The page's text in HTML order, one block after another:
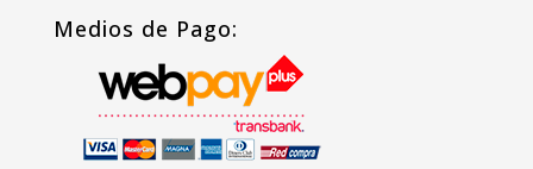
Medios de Pago: